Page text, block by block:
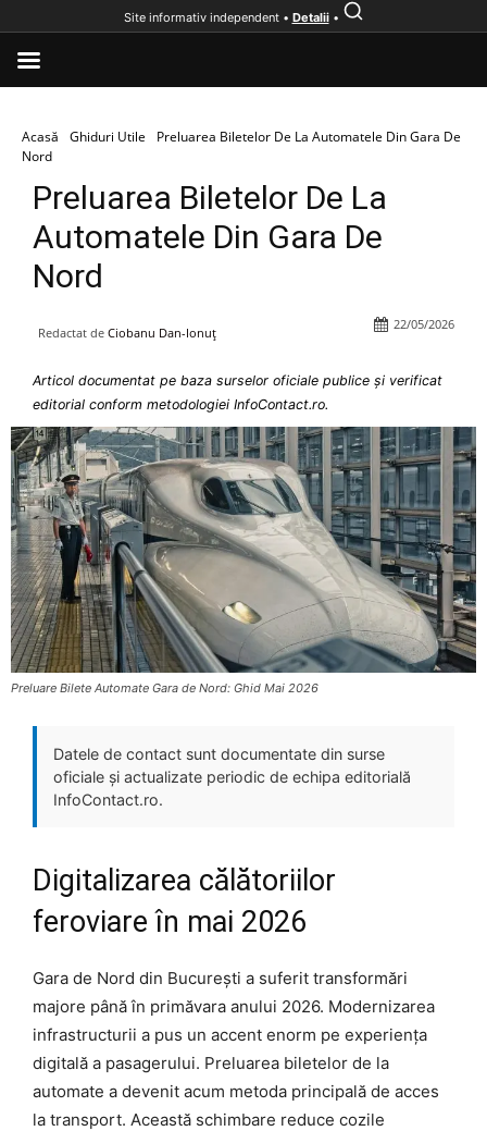
Acasă Ghiduri Utile
Preluarea Biletelor De La Automatele Din Gara De
Nord
Preluarea Biletelor De La
Automatele Din Gara De
Nord
Redactat de Ciobanu Dan-Ionuț
22/05/2026
Articol documentat pe baza surselor oficiale publice și verificat
editorial conform metodologiei InfoContact.ro.
Preluare Bilete Automate Gara de Nord: Ghid Mai 2026
Datele de contact sunt documentate din surse
oficiale și actualizate periodic de echipa editorială
InfoContact.ro.
Digitalizarea călătoriilor
feroviare în mai 2026
Gara de Nord din București a suferit transformări
majore până în primăvara anului 2026. Modernizarea
infrastructurii a pus un accent enorm pe experiența
digitală a pasagerului. Preluarea biletelor de la
automate a devenit acum metoda principală de acces
la transport. Această schimbare reduce cozile
Site informativ independent • Detalii•